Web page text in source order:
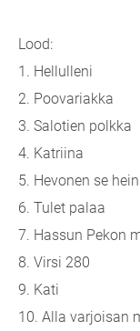
Lood:
1. Hellulleni
2. Poovariakka
3. Salotien polkka
4. Katriina
5. Hevonen se
6. Tulet palaa
7. Hassun Pekon
8. Virsi 280
9. Kati
10. Alla varjoisan